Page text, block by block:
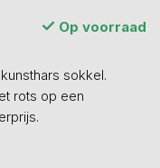
Op voorraad
sokkel.
rots op een